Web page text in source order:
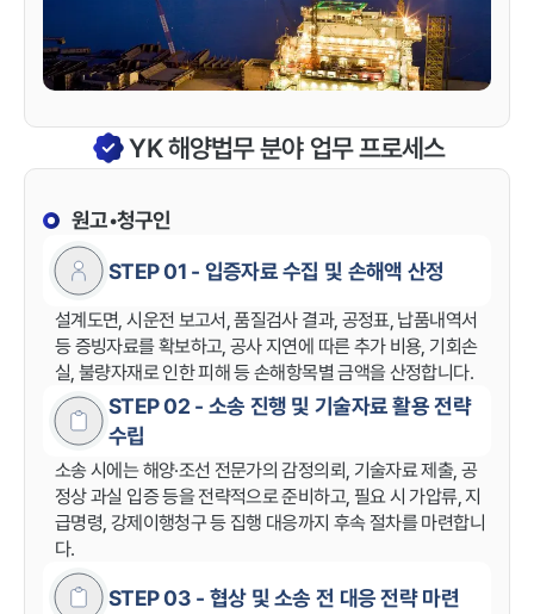
YK 해양법무 분야 업무 프로세스
원고•청구인
STEP 01 - 입증자료 수집 및 손해액 산정
설계도면, 시운전 보고서, 품질검사 결과, 공정표, 납품내역서
등 증빙자료를 확보하고, 공사 지연에 따른 추가 비용, 기회손
실, 불량자재로 인한 피해 등 손해항목별 금액을 산정합니다.
STEP 02 - 소송 진행 및 기술자료 활용 전략
수립
소송 시에는 해양·조선 전문가의 감정의뢰, 기술자료 제출, 공
정상 과실 입증 등을 전략적으로 준비하고, 필요 시 가압류, 지
급명령, 강제이행청구 등 집행 대응까지 후속 절차를 마련합니
다.
STEP 03 - 협상 및 소송 전 대응 전략 마련